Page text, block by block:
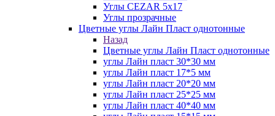
Углы CEZAR 5х17
Углы прозрачные
Цветные углы Лайн Пласт однотонные
Назад
Цветные углы Лайн Пласт однотонные
углы Лайн пласт 30*30 мм
углы Лайн пласт 17*5 мм
углы Лайн пласт 20*20 мм
углы Лайн пласт 25*25 мм
углы Лайн пласт 40*40 мм